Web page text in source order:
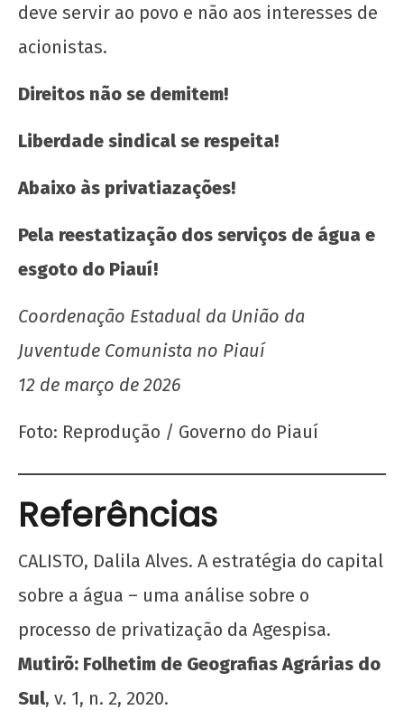
deve servir ao povo e não aos interesses de
acionistas.
Direitos não se demitem!
Liberdade sindical se respeita!
Abaixo às privatiazações!
Pela reestatização dos serviços de água e
esgoto do Piauí!
Coordenação Estadual da União da
Juventude Comunista no Piauí
12 de março de 2026
Foto: Reprodução / Governo do Piauí
Referências
CALISTO, Dalila Alves. A estratégia do capital
sobre a água – uma análise sobre o
processo de privatização da Agespisa.
Mutirõ: Folhetim de Geografias Agrárias do
Sul, v. 1, n. 2, 2020.